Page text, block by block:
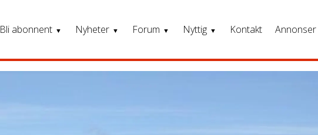
Bli abonnent Nyheter Forum Nyttig Kontakt Annonser